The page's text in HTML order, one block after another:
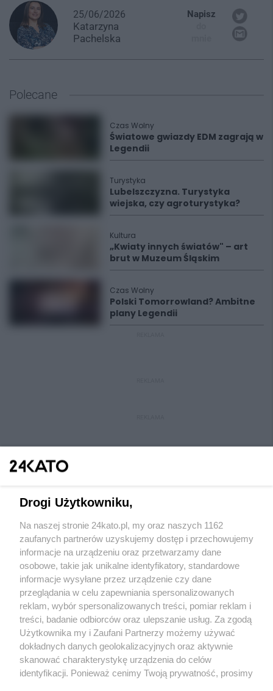
25/06/2026
Katarzyna
Pachelska
Napisz
Polecane
Czas Wolny
Światowe gwiazdy EDM zagrają w
Legendii
Turystyka
Lubelszczyzna. Turystyka
wiejska, czy agroturystyka?
Kultura
„Kwiaty innych światów" – art
brut w Muzeum Śląskim
Czas Wolny
Polski Tomorrowland? Ambitne
plany Legendii
Wydawca mediów lokalnych
Nie zapomnij
zapoznać się z:
polityką prywatności regulamin korzystania z portali
Twojemiasto
Piekary Śląskie
Chorzów
Tarnowskie Góry
Skontakuj sięz nami
Kontakt
Wydawca
Redakcja
Drogi Użytkowniku,
Na naszej stronie 24kato.pl, my oraz naszych 1162
zaufanych partnerów uzyskujemy dostęp i przechowujemy
informacje na urządzeniu oraz przetwarzamy dane
osobowe, takie jak unikalne identyfikatory, standardowe
informacje wysyłane przez urządzenie czy dane
przeglądania w celu zapewniania spersonalizowanych
reklam, wybór spersonalizowanych treści, pomiar reklam i
treści, badanie odbiorców oraz ulepszanie usług. Za zgodą
Użytkownika my i Zaufani Partnerzy możemy używać
dokładnych danych geolokalizacyjnych oraz aktywnie
skanować charakterystykę urządzenia do celów
identyfikacji. Ponieważ cenimy Twoją prywatność, prosimy